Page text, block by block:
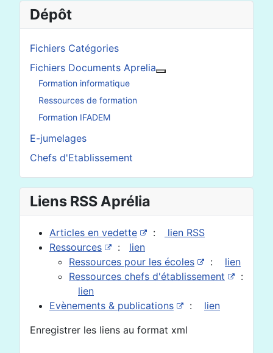
Dépôt
Fichiers Catégories
Fichiers Documents Aprelia
Formation informatique
Ressources de formation
Formation IFADEM
E-jumelages
Chefs d'Etablissement
Liens RSS Aprélia
Articles en vedette :
lien RSS
Ressources
: lien
Ressources pour les écoles
: lien
Ressources chefs d'établissement
:
lien
Evènements & publications
: lien
Enregistrer les liens au format xml